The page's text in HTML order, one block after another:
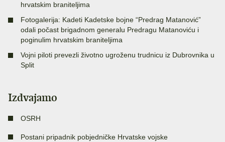
hrvatskim braniteljima
Fotogalerija: Kadeti Kadetske bojne “Predrag Matanović”
odali počast brigadnom generalu Predragu Matanoviću i
poginulim hrvatskim braniteljima
Vojni piloti prevezli životno ugroženu trudnicu iz Dubrovnika u
Split
Izdvajamo
OSRH
Postani pripadnik pobjedničke Hrvatske vojske